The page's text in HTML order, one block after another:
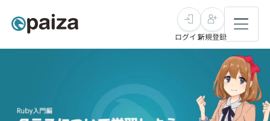
求人検索
未経験転職
ログイン新規登録